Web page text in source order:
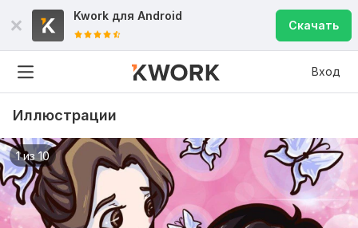
Kwork для Android
Скачать
Вход
Иллюстрации
1 из 10